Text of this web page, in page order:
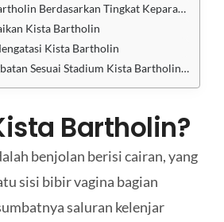
Berdasarkan Tingkat Keparahan
Kista Bartholin
Kista Bartholin
Stadium Kista Bartholin di Klinik Utama Sentosa
Bartholin?
benjolan berisi cairan, yang
sisi bibir vagina bagian
saluran kelenjar